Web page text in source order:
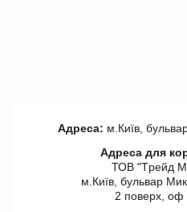
Адреса: м.Київ,
Адреса для
ТОВ "Tрейд
м.Київ, бульвар
2 поверх, оф